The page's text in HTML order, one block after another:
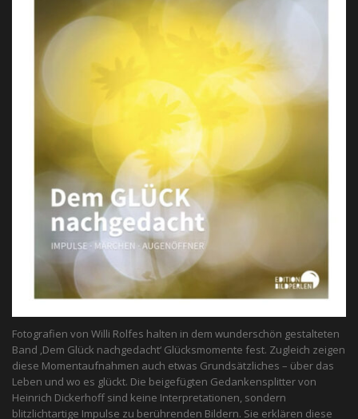
Fotografien von Willi Rolfes halten in dem wunderschön gestalteten
Band ‚Dem Glück nachgedacht‘ Glücksmomente fest. Zugleich zeigen
diese Momentaufnahmen auch etwas Grundsätzliches – über das
Leben und wo es glückt. Die beigefügten Gedankensplitter von
Heinrich Dickerhoff sind keine Interpretationen, sondern
blitzlichtartige Impulse zu berührenden Bildern. Sie erklären diese